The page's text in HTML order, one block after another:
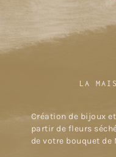
LA
Création de bijoux
partir de fleurs
de votre bouquet de